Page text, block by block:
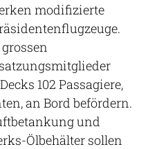
modifizierte
102 Passagiere,
an Bord befördern.
und
Ölbehälter sollen